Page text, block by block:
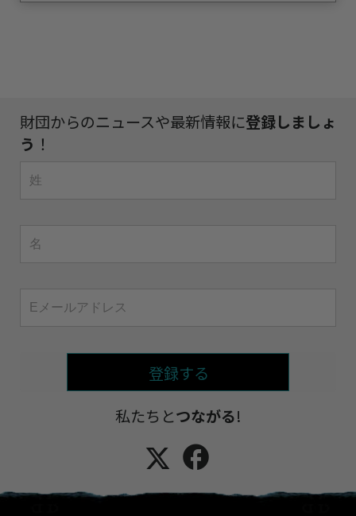
財団からのニュースや最新情報に登録しましょ
う ！
登録する
私たちとつながる!